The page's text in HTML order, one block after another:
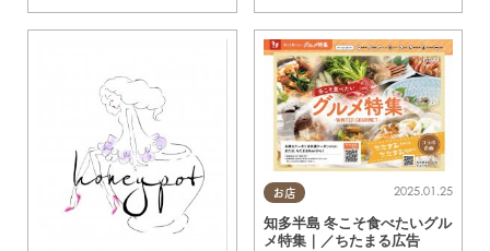
お店 2025.01.25
知多半島 冬こそ食べたいグル
メ特集｜／ちたまる広告